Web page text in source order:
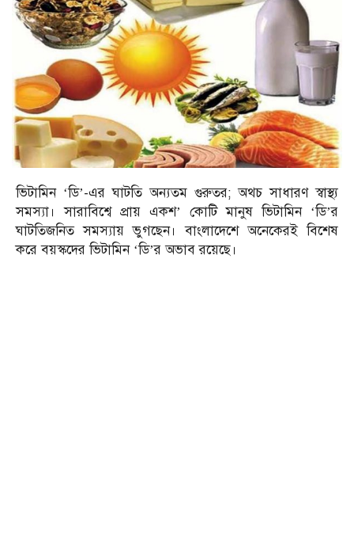
ভিটামিন ‘ডি’-এর ঘাটতি অন্যতম গুরুতর; অথচ সাধারণ স্বাস্থ্য
সমস্যা। সারাবিশ্বে প্রায় একশ’ কোটি মানুষ ভিটামিন ‘ডি’র
ঘাটতিজনিত সমস্যায় ভুগছেন। বাংলাদেশে অনেকেরই বিশেষ
করে বয়স্কদের ভিটামিন ‘ডি’র অভাব রয়েছে।